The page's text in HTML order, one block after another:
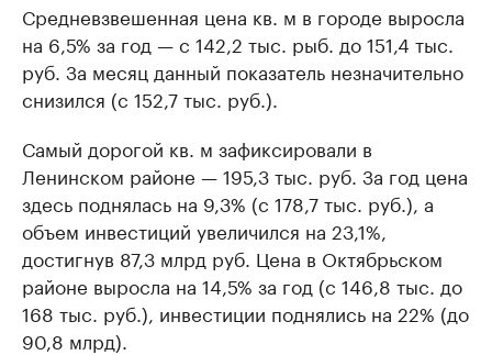
Средневзвешенная цена кв. м в городе выросла
на 6,5% за год — с 142,2 тыс. рыб. до 151,4 тыс.
руб. За месяц данный показатель незначительно
снизился (с 152,7 тыс. руб.).
Самый дорогой кв. м зафиксировали в
Ленинском районе — 195,3 тыс. руб. За год цена
здесь поднялась на 9,3% (с 178,7 тыс. руб.), а
объем инвестиций увеличился на 23,1%,
достигнув 87,3 млрд руб. Цена в Октябрьском
районе выросла на 14,5% за год (с 146,8 тыс. до
168 тыс. руб.), инвестиции поднялись на 22% (до
90,8 млрд).